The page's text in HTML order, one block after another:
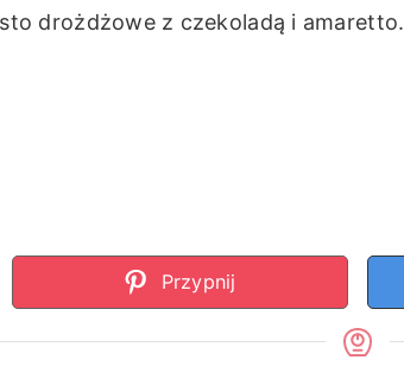
drożdżowe z czekoladą i amaretto.
Przypnij